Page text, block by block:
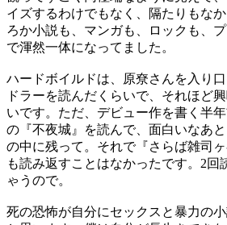
イズするわけでもなく、隔たりもな
ろか小説も、マンガも、ロックも、
で渾然一体になってました。
ハードボイルドは、原尞さんを入り
ドラーを読んだくらいで、それほど
いです。ただ、デビュー作を書く半
の『不夜城』を読んで、面白いなあ
の中に残って。それで『さらば雑司
も読み返すことはなかったです。2回
ゃうので。
死の恐怖が自分にセックスと暴力の